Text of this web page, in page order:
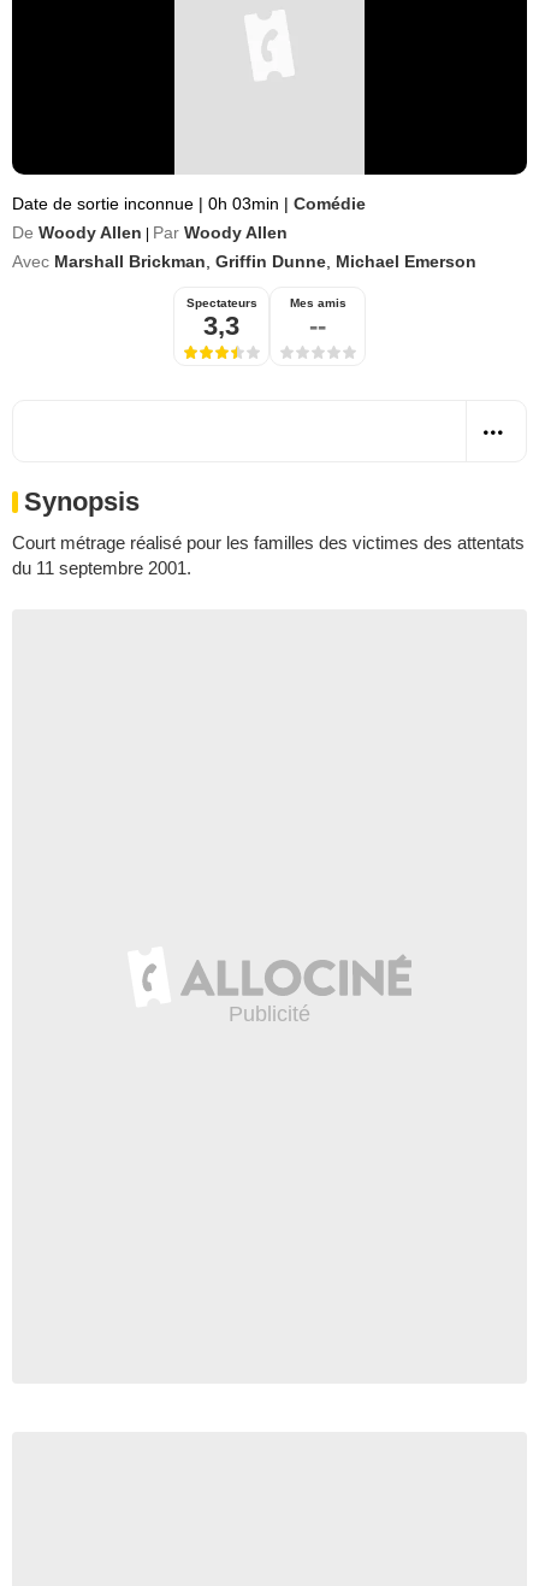
Date de sortie inconnue | 0h 03min | Comédie
De Woody Allen Par Woody Allen
Avec Marshall Brickman Griffin Dunne Michael Emerson
Spectateurs
3,3
Mes amis
--
Synopsis
Court métrage réalisé pour les familles des victimes des attentats
du 11 septembre 2001.